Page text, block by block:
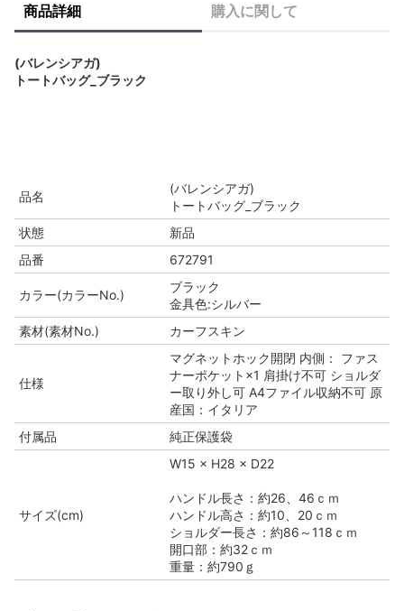
商品詳細 購入に関して
(バレンシアガ)
トートバッグ_ブラック
品名
(バレンシアガ)
トートバッグ_ブラック
状態
新品
品番
672791
カラー(カラーNo.)
ブラック
金具色:シルバー
素材(素材No.)
カーフスキン
仕様
マグネットホック開閉 内側： ファス
ナーポケット×1 肩掛け不可 ショルダ
ー取り外し可 A4ファイル収納不可 原
産国：イタリア
付属品
純正保護袋
サイズ(cm)
W15 × H28 × D22
ハンドル長さ：約26、46ｃｍ
ハンドル高さ：約10、20ｃｍ
ショルダー長さ：約86～118ｃｍ
開口部：約32ｃｍ
重量：約790ｇ